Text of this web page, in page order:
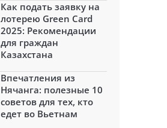
Как подать заявку на
лотерею Green Card
2025: Рекомендации
для граждан
Казахстана
Впечатления из
Нячанга: полезные 10
советов для тех, кто
едет во Вьетнам